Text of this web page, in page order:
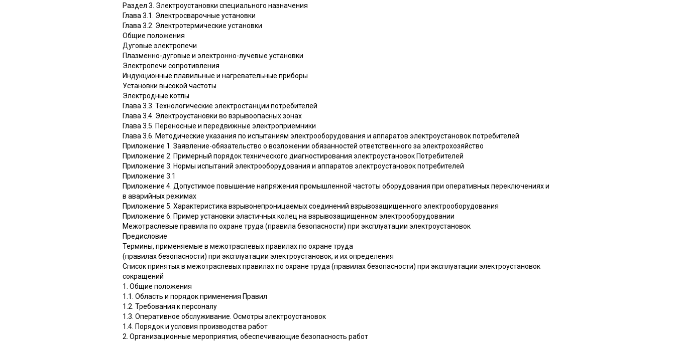
Раздел 3. Электроустановки специального назначения
Глава 3.1. Электросварочные установки
Глава 3.2. Электротермические установки
Общие положения
Дуговые электропечи
Плазменно-дуговые и электронно-лучевые установки
Электропечи сопротивления
Индукционные плавильные и нагревательные приборы
Установки высокой частоты
Электродные котлы
Глава 3.3. Технологические электростанции потребителей
Глава 3.4. Электроустановки во взрывоопасных зонах
Глава 3.5. Переносные и передвижные электроприемники
Глава 3.6. Методические указания по испытаниям электрооборудования и аппаратов электроустановок потребителей
Приложение 1. Заявление-обязательство о возложении обязанностей ответственного за электрохозяйство
Приложение 2. Примерный порядок технического диагностирования электроустановок Потребителей
Приложение 3. Нормы испытаний электрооборудования и аппаратов электроустановок потребителей
Приложение 3.1
Приложение 4. Допустимое повышение напряжения промышленной частоты оборудования при оперативных переключениях и
в аварийных режимах
Приложение 5. Характеристика взрывонепроницаемых соединений взрывозащищенного электрооборудования
Приложение 6. Пример установки эластичных колец на взрывозащищенном электрооборудовании
Межотраслевые правила по охране труда (правила безопасности) при эксплуатации электроустановок
Предисловие
Термины, применяемые в межотраслевых правилах по охране труда
(правилах безопасности) при эксплуатации электроустановок, и их определения
Список принятых в межотраслевых правилах по охране труда (правилах безопасности) при эксплуатации электроустановок
сокращений
1. Общие положения
1.1. Область и порядок применения Правил
1.2. Требования к персоналу
1.3. Оперативное обслуживание. Осмотры электроустановок
1.4. Порядок и условия производства работ
2. Организационные мероприятия, обеспечивающие безопасность работ